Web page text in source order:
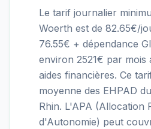
Le tarif journalier
Woerth est de 82.65€/
76.55€ + dépendance
environ 2521€ par mois
aides financières. Ce
moyenne des EHPAD
Rhin. L'APA (Allocation
d'Autonomie) peut